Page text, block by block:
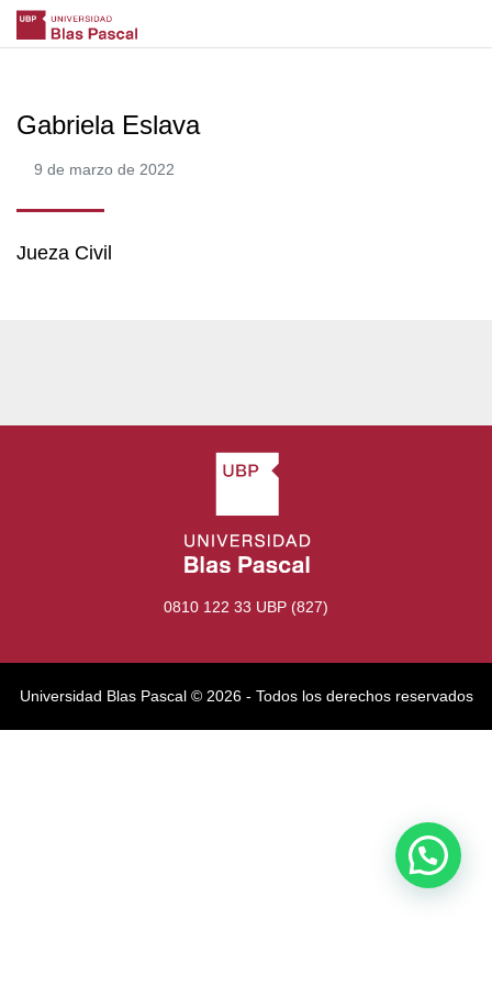
Gabriela Eslava
9 de marzo de 2022
Jueza Civil
0810 122 33 UBP (827)
Universidad Blas Pascal ©️ 2026 - Todos los derechos reservados